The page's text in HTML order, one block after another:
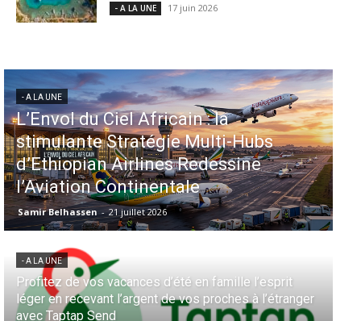
- A LA UNE 17 juin 2026
- A LA UNE
Aéroports US : les États-Unis
injectent 870 millions de dollars
dans 339 projets, Los Angeles et
Miami en tête
Samir Belhassen - 6 août 2026
- A LA UNE
Aérien & Stratégie : Comment Royal Air Maroc fait de
la diaspora européenne le moteur de son hub de
Casablanca
- A LA UNE
Nominations : Sadri